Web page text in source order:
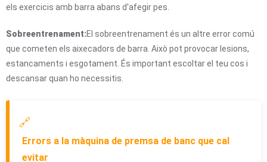
els exercicis amb barra abans d'afegir pes.
Sobreentrenament:El sobreentrenament és un altre error comú
que cometen els aixecadors de barra. Això pot provocar lesions,
estancaments i esgotament. És important escoltar el teu cos i
descansar quan ho necessitis.
🔗
Errors a la màquina de premsa de banc que cal
evitar